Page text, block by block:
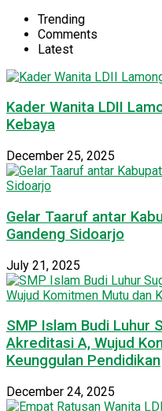
Trending
Comments
Latest
Kader Wanita LDII
Kebaya
December 25, 2025
Gelar Taaruf antar
Gandeng Sidoarjo
July 21, 2025
SMP Islam Budi Luhur
Akreditasi A, Wujud
Keunggulan Pendidikan
December 24, 2025